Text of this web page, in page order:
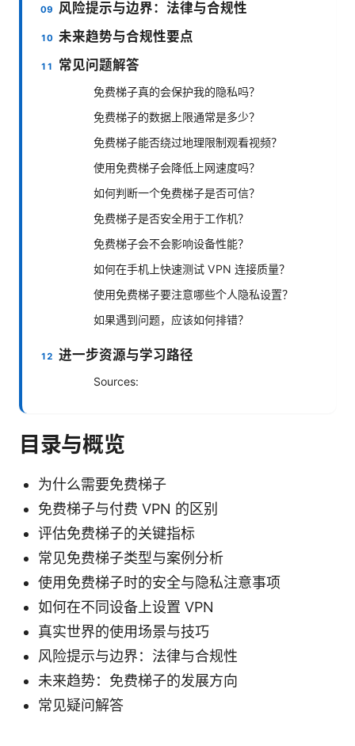
风险提示与边界：法律与合规性
未来趋势与合规性要点
常见问题解答
免费梯子真的会保护我的隐私吗？
免费梯子的数据上限通常是多少？
免费梯子能否绕过地理限制观看视频？
使用免费梯子会降低上网速度吗？
如何判断一个免费梯子是否可信？
免费梯子是否安全用于工作机？
免费梯子会不会影响设备性能？
如何在手机上快速测试 VPN 连接质量？
使用免费梯子要注意哪些个人隐私设置？
如果遇到问题，应该如何排错？
进一步资源与学习路径
Sources:
目录与概览
为什么需要免费梯子
免费梯子与付费 VPN 的区别
评估免费梯子的关键指标
常见免费梯子类型与案例分析
使用免费梯子时的安全与隐私注意事项
如何在不同设备上设置 VPN
真实世界的使用场景与技巧
风险提示与边界：法律与合规性
未来趋势：免费梯子的发展方向
常见疑问解答